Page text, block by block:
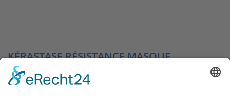
KÉRASTASE RÉSISTANCE MASQUE
EXTENTIONISTE
36,95€